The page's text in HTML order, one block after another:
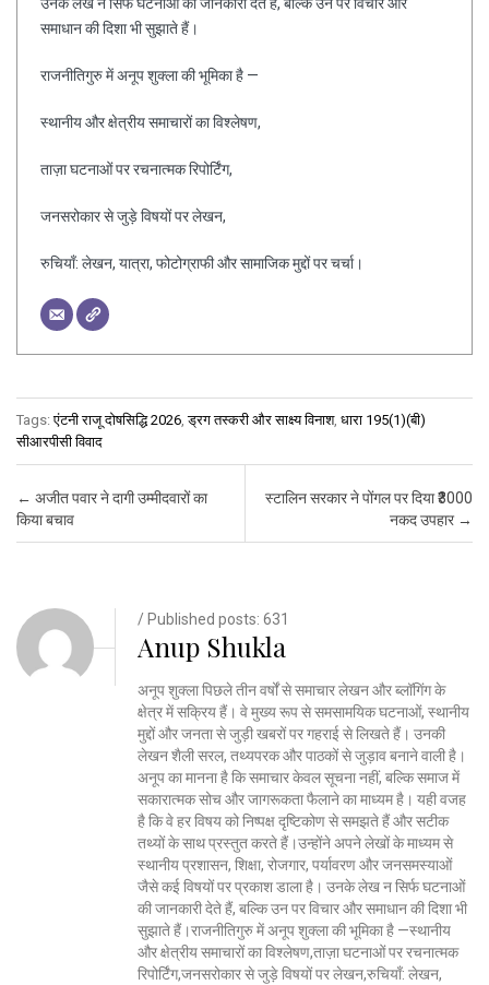
समाधान की दिशा भी सुझाते हैं।
राजनीतिगुरु में अनूप शुक्ला की भूमिका है —
स्थानीय और क्षेत्रीय समाचारों का विश्लेषण,
ताज़ा घटनाओं पर रचनात्मक रिपोर्टिंग,
जनसरोकार से जुड़े विषयों पर लेखन,
रुचियाँ: लेखन, यात्रा, फोटोग्राफी और सामाजिक मुद्दों पर चर्चा।
Tags:एंटनी राजू दोषसिद्धि 2026,ड्रग तस्करी और साक्ष्य विनाश, धारा 195(1)(बी)
सीआरपीसी विवाद
Post navigation
← अजीत पवार ने दागी उम्मीदवारों का
किया बचाव
स्टालिन सरकार ने पोंगल पर दिया ₹3000
नकद उपहार →
/ Published posts: 631
Anup Shukla
अनूप शुक्ला पिछले तीन वर्षों से समाचार लेखन और ब्लॉगिंग के
क्षेत्र में सक्रिय हैं। वे मुख्य रूप से समसामयिक घटनाओं, स्थानीय
मुद्दों और जनता से जुड़ी खबरों पर गहराई से लिखते हैं। उनकी
लेखन शैली सरल, तथ्यपरक और पाठकों से जुड़ाव बनाने वाली है।
अनूप का मानना है कि समाचार केवल सूचना नहीं, बल्कि समाज में
सकारात्मक सोच और जागरूकता फैलाने का माध्यम है। यही वजह
है कि वे हर विषय को निष्पक्ष दृष्टिकोण से समझते हैं और सटीक
तथ्यों के साथ प्रस्तुत करते हैं।उन्होंने अपने लेखों के माध्यम से
स्थानीय प्रशासन, शिक्षा, रोजगार, पर्यावरण और जनसमस्याओं
जैसे कई विषयों पर प्रकाश डाला है। उनके लेख न सिर्फ घटनाओं
की जानकारी देते हैं, बल्कि उन पर विचार और समाधान की दिशा भी
सुझाते हैं।राजनीतिगुरु में अनूप शुक्ला की भूमिका है —स्थानीय
और क्षेत्रीय समाचारों का विश्लेषण,ताज़ा घटनाओं पर रचनात्मक
रिपोर्टिंग,जनसरोकार से जुड़े विषयों पर लेखन,रुचियाँ: लेखन,